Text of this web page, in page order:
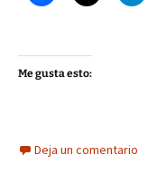
Me gusta esto:
Deja un comentario